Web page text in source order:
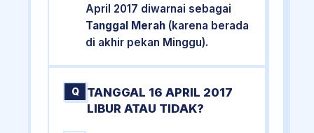
April 2017 diwarnai sebagai
Tanggal Merah (karena berada
di akhir pekan Minggu).
Q
TANGGAL 16 APRIL 2017
LIBUR ATAU TIDAK?